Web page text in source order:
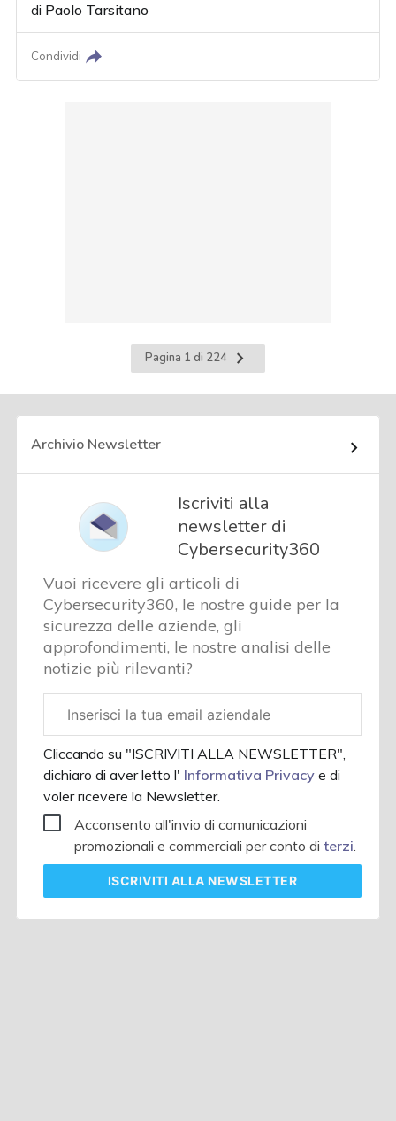
di Paolo Tarsitano
Condividi
Pagina 1 di 224
Pagina
successiva
Archivio Newsletter
Iscriviti alla
newsletter di
Cybersecurity360
Vuoi ricevere gli articoli di
Cybersecurity360, le nostre guide per la
sicurezza delle aziende, gli
approfondimenti, le nostre analisi delle
notizie più rilevanti?
aziendale
Cliccando su "ISCRIVITI ALLA NEWSLETTER",
dichiaro di aver letto l' Informativa Privacye di
voler ricevere la Newsletter.
Acconsento all'invio di comunicazioni
promozionali e commerciali per conto diterzi.
ISCRIVITI ALLA NEWSLETTER